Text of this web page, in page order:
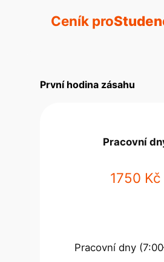
Ceník pro
První hodina zásahu
Pracovní
1750 Kč
Pracovní dny